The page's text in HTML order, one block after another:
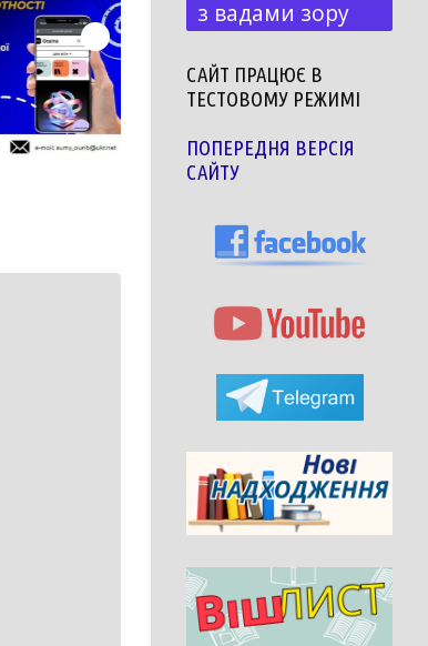
з вадами зору
САЙТ ПРАЦЮЄ В
ТЕСТОВОМУ РЕЖИМІ
ПОПЕРЕДНЯ ВЕРСІЯ
САЙТУ